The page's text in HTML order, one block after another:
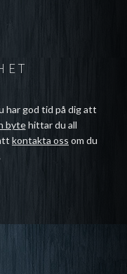
har god tid på dig att
bytehittar du all
kontakta oss om du